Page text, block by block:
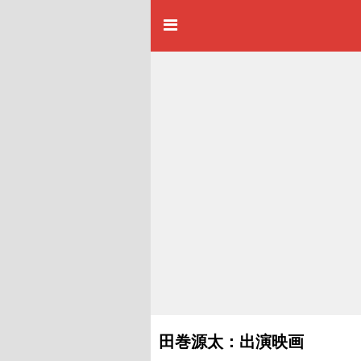
田巻源太：出演映画